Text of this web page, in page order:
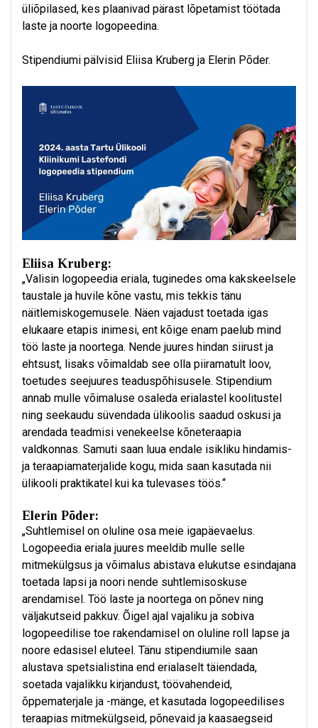
üliõpilased, kes plaanivad pärast lõpetamist töötada
laste ja noorte logopeedina.
Stipendiumi pälvisid Eliisa Kruberg ja Elerin Põder.
Eliisa Kruberg:
„Valisin logopeedia eriala, tuginedes oma kakskeelsele
taustale ja huvile kõne vastu, mis tekkis tänu
näitlemiskogemusele. Näen vajadust toetada igas
elukaare etapis inimesi, ent kõige enam paelub mind
töö laste ja noortega. Nende juures hindan siirust ja
ehtsust, lisaks võimaldab see olla piiramatult loov,
toetudes seejuures teaduspõhisusele. Stipendium
annab mulle võimaluse osaleda erialastel koolitustel
ning seekaudu süvendada ülikoolis saadud oskusi ja
arendada teadmisi venekeelse kõneteraapia
valdkonnas. Samuti saan luua endale isikliku hindamis-
ja teraapiamaterjalide kogu, mida saan kasutada nii
ülikooli praktikatel kui ka tulevases töös.“
Elerin Põder:
„Suhtlemisel on oluline osa meie igapäevaelus.
Logopeedia eriala juures meeldib mulle selle
mitmekülgsus ja võimalus abistava elukutse esindajana
toetada lapsi ja noori nende suhtlemisoskuse
arendamisel. Töö laste ja noortega on põnev ning
väljakutseid pakkuv. Õigel ajal vajaliku ja sobiva
logopeedilise toe rakendamisel on oluline roll lapse ja
noore edasisel eluteel. Tänu stipendiumile saan
alustava spetsialistina end erialaselt täiendada,
soetada vajalikku kirjandust, töövahendeid,
õppematerjale ja -mänge, et kasutada logopeedilises
teraapias mitmekülgseid, põnevaid ja kaasaegseid